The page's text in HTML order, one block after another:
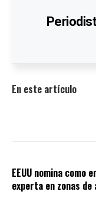
En este artículo
EEUU nomina como
experta en zonas